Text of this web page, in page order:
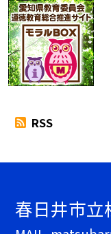
RSS
春日井市立